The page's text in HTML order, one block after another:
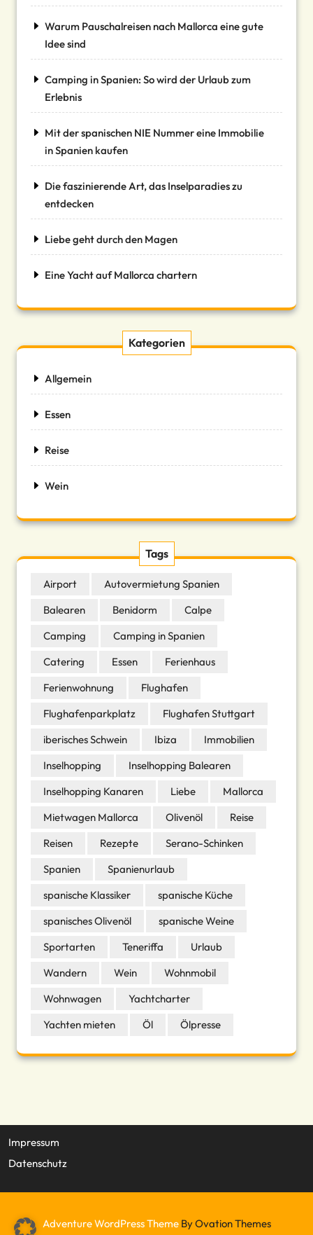
Warum Pauschalreisen nach Mallorca eine gute
Idee sind
Camping in Spanien: So wird der Urlaub zum
Erlebnis
Mit der spanischen NIE Nummer eine Immobilie
in Spanien kaufen
Die faszinierende Art, das Inselparadies zu
entdecken
Liebe geht durch den Magen
Eine Yacht auf Mallorca chartern
Kategorien
Allgemein
Essen
Reise
Wein
Tags
Airport
Autovermietung Spanien
Balearen
Benidorm
Calpe
Camping
Camping in Spanien
Catering
Essen
Ferienhaus
Ferienwohnung
Flughafen
Flughafenparkplatz
Flughafen Stuttgart
iberisches Schwein
Ibiza
Immobilien
Inselhopping
Inselhopping Balearen
Inselhopping Kanaren
Liebe
Mallorca
Mietwagen Mallorca
Olivenöl
Reise
Reisen
Rezepte
Serano-Schinken
Spanien
Spanienurlaub
spanische Klassiker
spanische Küche
spanisches Olivenöl
spanische Weine
Sportarten
Teneriffa
Urlaub
Wandern
Wein
Wohnmobil
Wohnwagen
Yachtcharter
Yachten mieten
Öl Ölpresse
Impressum
Datenschutz
Adventure WordPress ThemeBy Ovation Themes